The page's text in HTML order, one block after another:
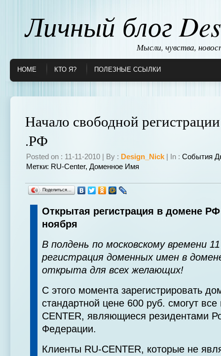
Личный блог
Мысли, чувства,
HOME КТО Я? ПОЛЕЗНЫЕ ССЫЛКИ
Начало свободной
.РФ
Posted on : 11-11-2010 | By : Design_Nick | In : События
Метки: RU-Center, Доменное Имя
Поделиться…
Открытая регистрация в домене РФ
ноября
В полдень по московскому времени
регистрация доменных имен в
открыта для всех желающих!
С этого момента зарегистрировать
стандартной цене 600 руб. смогут
CENTER, являющиеся резидентами
Федерации.
Клиенты RU-CENTER, которые не